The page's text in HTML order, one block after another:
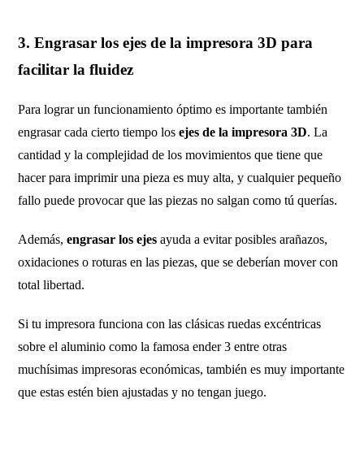
3. Engrasar los ejes de la impresora 3D para
facilitar la fluidez
Para lograr un funcionamiento óptimo es importante también
engrasar cada cierto tiempo losejes de la impresora 3D. La
cantidad y la complejidad de los movimientos que tiene que
hacer para imprimir una pieza es muy alta, y cualquier pequeño
fallo puede provocar que las piezas no salgan como tú querías.
Además,engrasar los ejes ayuda a evitar posibles arañazos,
oxidaciones o roturas en las piezas, que se deberían mover con
total libertad.
Si tu impresora funciona con las clásicas ruedas excéntricas
sobre el aluminio como la famosa ender 3 entre otras
muchísimas impresoras económicas, también es muy importante
que estas estén bien ajustadas y no tengan juego.